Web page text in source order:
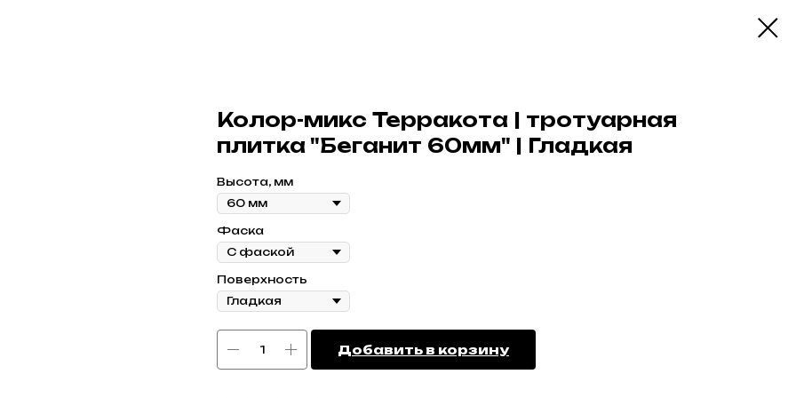
Колор-микс Терракота | тротуарная
плитка "Беганит 60мм" | Гладкая
Высота, мм
Фаска
Поверхность
Добавить в корзину